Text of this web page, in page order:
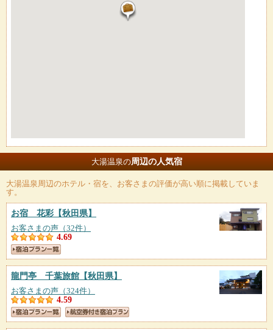
大湯温泉の周辺の人気宿
大湯温泉周辺のホテル・宿を、お客さまの評価が高い順に掲載していま
す。
お宿 花彩 【秋田県】
お客さまの声（32件）
4.69
龍門亭 千葉旅館 【秋田県】
お客さまの声（324件）
4.59